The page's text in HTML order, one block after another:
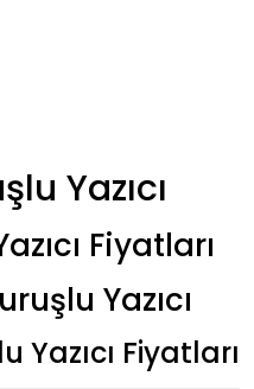
Yazıcı
Fiyatları
Yazıcı
Yazıcı Fiyatları